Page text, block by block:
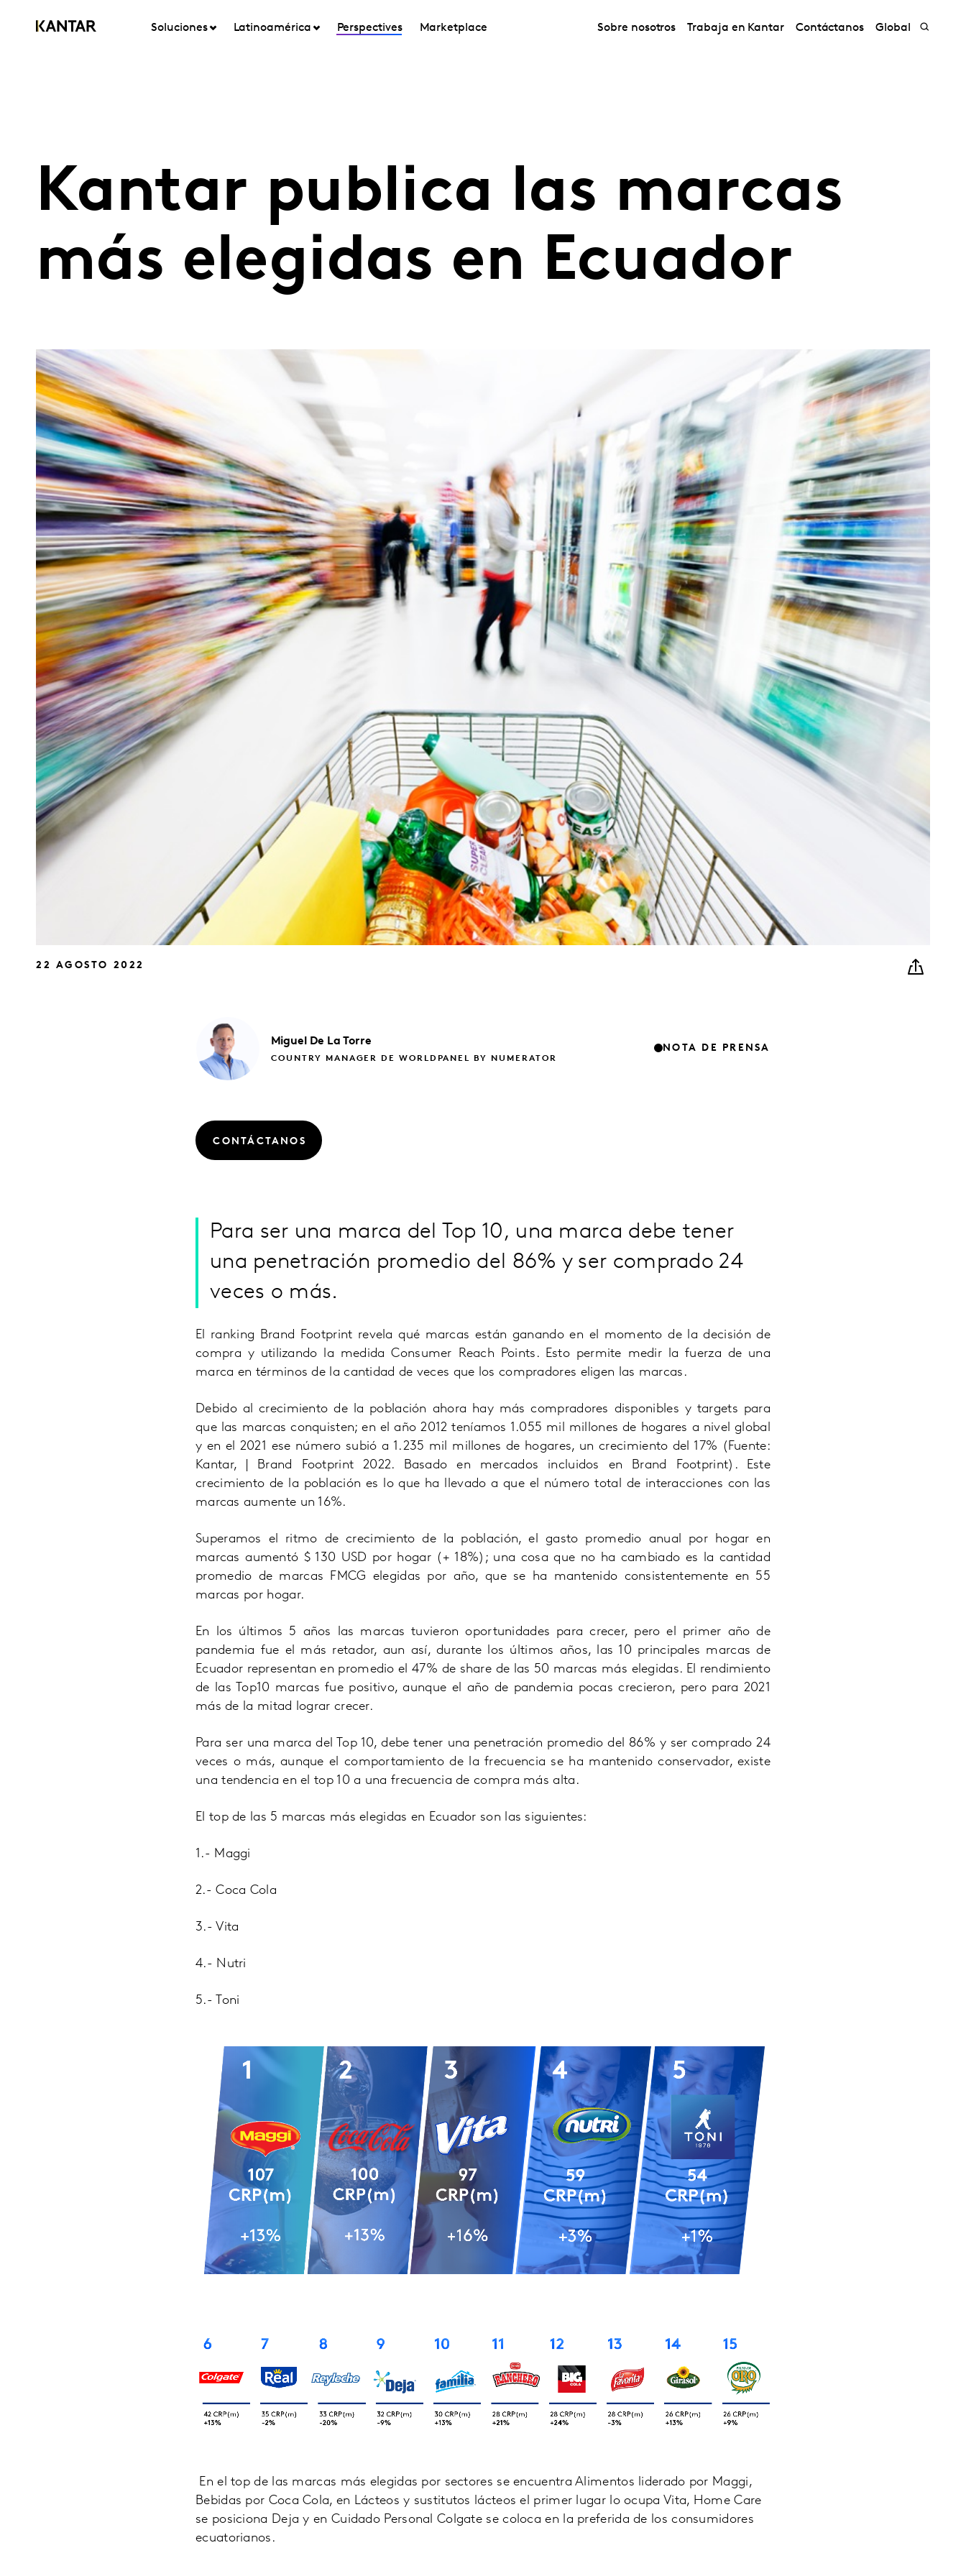
Soluciones Latinoamérica Perspectives Marketplace Sobre nosotros Trabaja en Kantar Contáctanos Global
Kantar publica las marcas
más elegidas en Ecuador
22 AGOSTO 2022
Miguel De La Torre
COUNTRY MANAGER DE WORLDPANEL BY NUMERATOR
NOTA DE PRENSA
CONTÁCTANOS
Para ser una marca del Top 10, una marca debe tener
una penetración promedio del 86% y ser comprado 24
veces o más.
El ranking Brand Footprint revela qué marcas están ganando en el momento de la decisión de
compra y utilizando la medida Consumer Reach Points. Esto permite medir la fuerza de una
marca en términos de la cantidad de veces que los compradores eligen las marcas.
Debido al crecimiento de la población ahora hay más compradores disponibles y targets para
que las marcas conquisten; en el año 2012 teníamos 1.055 mil millones de hogares a nivel global
y en el 2021 ese número subió a 1.235 mil millones de hogares, un crecimiento del 17% (Fuente:
Kantar, | Brand Footprint 2022. Basado en mercados incluidos en Brand Footprint). Este
crecimiento de la población es lo que ha llevado a que el número total de interacciones con las
marcas aumente un 16%.
Superamos el ritmo de crecimiento de la población, el gasto promedio anual por hogar en
marcas aumentó $ 130 USD por hogar (+ 18%); una cosa que no ha cambiado es la cantidad
promedio de marcas FMCG elegidas por año, que se ha mantenido consistentemente en 55
marcas por hogar.
En los últimos 5 años las marcas tuvieron oportunidades para crecer, pero el primer año de
pandemia fue el más retador, aun así, durante los últimos años, las 10 principales marcas de
Ecuador representan en promedio el 47% de share de las 50 marcas más elegidas. El rendimiento
de las Top10 marcas fue positivo, aunque el año de pandemia pocas crecieron, pero para 2021
más de la mitad lograr crecer.
Para ser una marca del Top 10, debe tener una penetración promedio del 86% y ser comprado 24
veces o más, aunque el comportamiento de la frecuencia se ha mantenido conservador, existe
una tendencia en el top 10 a una frecuencia de compra más alta.
El top de las 5 marcas más elegidas en Ecuador son las siguientes:
1.- Maggi
2.- Coca Cola
3.- Vita
4.- Nutri
5.- Toni
En el top de las marcas más elegidas por sectores se encuentra Alimentos liderado por Maggi,
Bebidas por Coca Cola, en Lácteos y sustitutos lácteos el primer lugar lo ocupa Vita, Home Care
se posiciona Deja y en Cuidado Personal Colgate se coloca en la preferida de los consumidores
ecuatorianos.